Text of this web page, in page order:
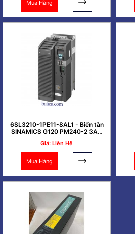
Mua Hàng
6SL3210-1PE11-8AL1 - Biến tần
SINAMICS G120 PM240-2 3AC
Giá: Liên Hệ
Mua Hàng